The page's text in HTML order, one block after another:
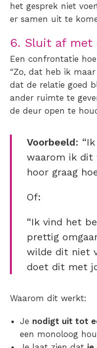
het gesprek niet
er samen uit te
6. Sluit af met
Een confrontatie
“Zo, dat heb ik
dat de relatie goed
ander ruimte te
de deur open te
Voorbeeld:
waarom ik dit
hoor graag
Of:
“Ik vind het
prettig
wilde dit niet
doet dit met
Waarom dit werkt:
Je nodigt uit tot
een monoloog